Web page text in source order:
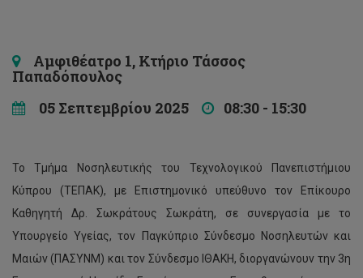
Αμφιθέατρο 1, Κτήριο Τάσσος
Παπαδόπουλος
05 Σεπτεμβρίου 2025
08:30 - 15:30
Το Τμήμα Νοσηλευτικής του Τεχνολογικού Πανεπιστήμιου
Κύπρου (ΤΕΠΑΚ), με Επιστημονικό υπεύθυνο τον Επίκουρο
Καθηγητή Δρ. Σωκράτους Σωκράτη, σε συνεργασία με το
Υπουργείο Υγείας, τον Παγκύπριο Σύνδεσμο Νοσηλευτών και
Μαιών (ΠΑΣΥΝΜ) και τον Σύνδεσμο ΙΘΑΚΗ, διοργανώνουν την 3η